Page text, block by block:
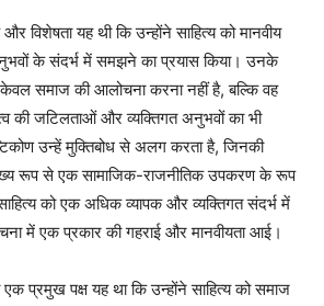
विशेषता यह थी कि उन्होंने साहित्य को मानवीय
के संदर्भ में समझने का प्रयास किया। उनके
समाज की आलोचना करना नहीं है, बल्कि वह
की जटिलताओं और व्यक्तिगत अनुभवों का भी
उन्हें मुक्तिबोध से अलग करता है, जिनकी
रूप से एक सामाजिक-राजनीतिक उपकरण के रूप
को एक अधिक व्यापक और व्यक्तिगत संदर्भ में
में एक प्रकार की गहराई और मानवीयता आई।
प्रमुख पक्ष यह था कि उन्होंने साहित्य को समाज